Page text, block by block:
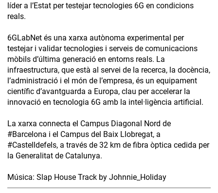
líder a l’Estat per testejar tecnologies 6G en condicions
reals.
6GLabNet és una xarxa autònoma experimental per
testejar i validar tecnologies i serveis de comunicacions
mòbils d’última generació en entorns reals. La
infraestructura, que està al servei de la recerca, la docència,
l’administració i el món de l’empresa, és un equipament
científic d’avantguarda a Europa, clau per accelerar la
innovació en tecnologia 6G amb la intel·ligència artificial.
La xarxa connecta el Campus Diagonal Nord de
#Barcelona i el Campus del Baix Llobregat, a
#Castelldefels, a través de 32 km de fibra òptica cedida per
la Generalitat de Catalunya.
Música: Slap House Track by Johnnie_Holiday